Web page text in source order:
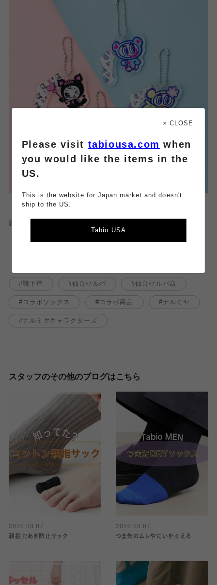
詳しくはタビオ公式オンラインストアの特集ページをチェック！
靴下屋 仙台セルバ 仙台セルバ店
コラボソックス コラボ商品 ナルミヤ
ナルミヤキャラクターズ
スタッフのその他のブログはこちら
2026.08.07
親指穴あき防止サック
2026.08.07
つま先のムレや匂いを抑える
× CLOSE
Please visit tabiousa.com when
you would like the items in the
US.
This is the website for Japan market and doesn't
ship to the US.
Tabio USA